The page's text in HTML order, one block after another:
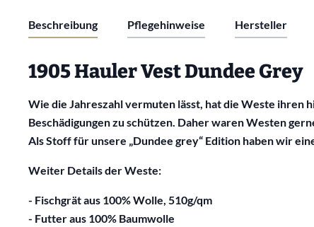
Beschreibung Pflegehinweise Hersteller
1905 Hauler Vest Dundee Grey
Wie die Jahreszahl vermuten lässt, hat die Weste ihren
Beschädigungen zu schützen. Daher waren Westen
Als Stoff für unsere „Dundee grey“ Edition haben wir
Weiter Details der Weste:
- Fischgrät aus 100% Wolle, 510g/qm
- Futter aus 100% Baumwolle